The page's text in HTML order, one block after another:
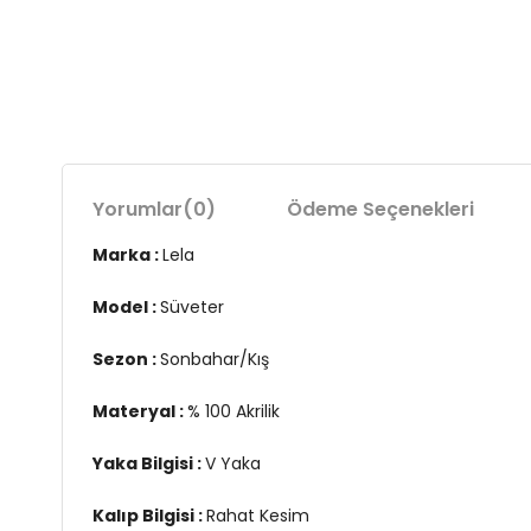
Yorumlar(0) Ödeme Seçenekleri
Marka :Lela
Model :Süveter
Sezon :Sonbahar/Kış
Materyal :% 100 Akrilik
Yaka Bilgisi :V Yaka
Kalıp Bilgisi :Rahat Kesim